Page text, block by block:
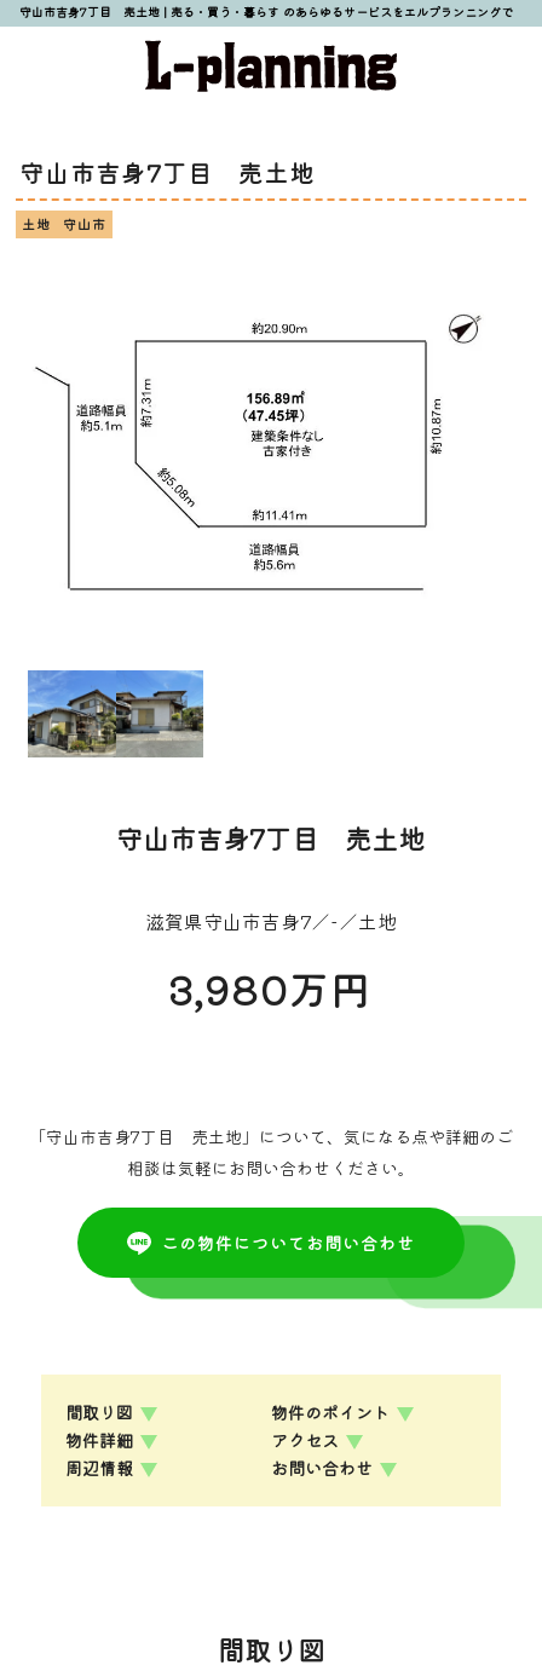
守山市吉身7丁目 売土地 | 売る・買う・暮らす のあらゆるサービスをエルプランニングで
守山市吉身7丁目 売土地
土地 守山市
守山市吉身7丁目 売土地
滋賀県守山市吉身7／-／土地
3,980万円
「守山市吉身7丁目 売土地」について、気になる点や詳細のご
相談は気軽にお問い合わせください。
この物件についてお問い合わせ
間取り図
物件のポイント
物件詳細
アクセス
周辺情報
お問い合わせ
間取り図